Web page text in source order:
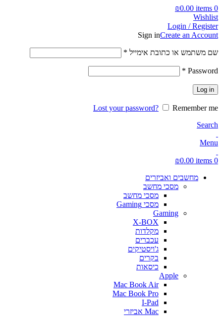
0
items
₪0.00
Wishlist
Login / Register
Sign inCreate an Account
שם משתמש או כתובת אימייל *
Password
*
Log in
Lost your password?
Remember me
Search
Menu
0
items
₪0.00
מחשבים ואביזרים
מסכי מחשב
מסכי מחשב
מסכי Gaming
Gaming
X-BOX
מקלדות
עכברים
ג'ויסטיקים
בקרים
כיסאות
Apple
Mac Book Air
Mac Book Pro
I-Pad
Mac אביזרי